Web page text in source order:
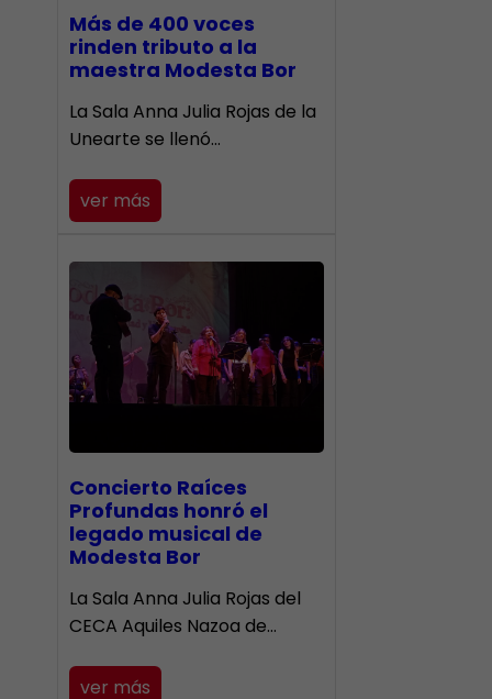
Más de 400 voces
rinden tributo a la
maestra Modesta Bor
​La Sala Anna Julia Rojas de la
Unearte se llenó…
ver más
​Concierto Raíces
Profundas honró el
legado musical de
Modesta Bor
La Sala Anna Julia Rojas del
CECA Aquiles Nazoa de…
ver más